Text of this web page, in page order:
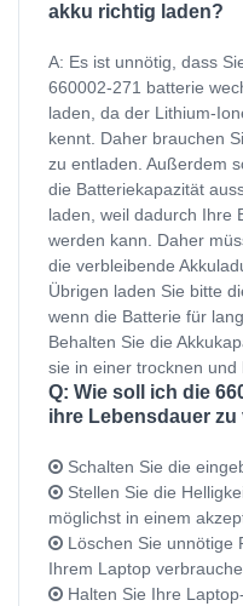
akku richtig laden?
A: Es ist unnötig, dass
660002-271 batterie
laden, da der Lithium-
kennt. Daher brauchen
zu entladen. Außerdem
die Batteriekapazität
laden, weil dadurch Ihre
werden kann. Daher
die verbleibende
Übrigen laden Sie bitte
wenn die Batterie für
Behalten Sie die
sie in einer trocknen und
Q: Wie soll ich die
ihre Lebensdauer
Schalten Sie die
Stellen Sie die
möglichst in einem
Löschen Sie unnötige
Ihrem Laptop
Halten Sie Ihre